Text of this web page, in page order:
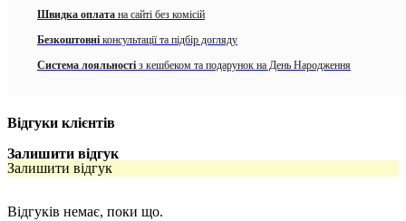
Швидка оплата на сайті без комісій
Безкоштовні консультації та підбір догляду
Система лояльності з кешбеком та подарунок на День Народження
Відгуки клієнтів
Залишити відгук
Залишити відгук
Відгуків немає, поки що.